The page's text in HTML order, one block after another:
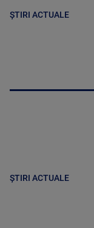
ȘTIRI ACTUALE
ȘTIRI ACTUALE